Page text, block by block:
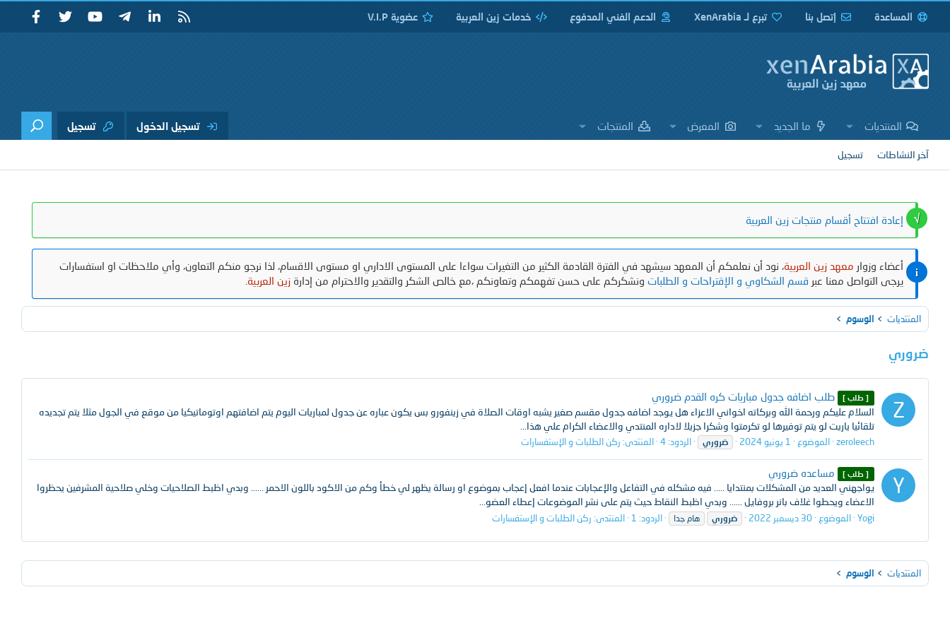
المساعدة إتصل بنا تبرع لـ XenArabia الدعم الفني المدفوع خدمات زين العربية عضوية V.I.P
المنتديات ما الجديد المعرض المنتجات تسجيل الدخول تسجيل
آخر النشاطات تسجيل
إعادة افتتاح أقسام منتجات زين العربية
أعضاء وزوار معهد زين العربية، نود أن نعلمكم أن المعهد سيشهد في الفترة القادمة الكثير من التغيرات سواءا على المستوى الاداري او مستوى الاقسام، لذا نرجو منكم التعاون، وأي ملاحظات او استفسارات
يرجى التواصل معنا عبر قسم الشكاوي و الإقتراحات و الطلبات ونشكركم على حسن تفهمكم وتعاونكم ،مع خالص الشكر والتقدير والاحترام من إدارةزين العربية
المنتديات الوسوم
ضروري
Z [ طلب ] طلب اضافه جدول مباريات كره القدم ضروري
السلام عليكم ورحمة الله وبركاته اخواني الاعزاء هل يوجد اضافه جدول مقسم صغير يشبه اوقات الصلاة في زينفورو بس يكون عباره عن جدول لمباريات اليوم يتم اضافتهم اوتوماتيكيا من موقع في الجول مثلا يتم تجديده
تلقائيا ياريت لو يتم توفيرها لو تكرمتوا وشكرا جزيلا لاداره المنتدي والاعضاء الكرام علي هذا...
zeroleech الموضوع 1 يونيو 2024 ضروري الردود: 4 المنتدى: ركن الطلبات و الإستفسارات
Y [ طلب ] مساعده ضروري
يواجهني العديد من المشكلات بمنتدايا ..... فيه مشكله في التفاعل والإعجابات عندما افعل إعجاب بموضوع او رسالة يظهر لي خطأ وكم من الاكود باللون الاحمر ...... وبدي اظبط الصلاحيات وخلي صلاحية المشرفين يحظروا
الاعضاء ويحطوا غلاف بانر بروفايل ...... وبدي اظبط النقاط حيث يتم على نشر الموضوعات إعطاء العضو...
Yogi الموضوع 30 ديسمبر 2022 ضروري هام جدا الردود: 1 المنتدى: ركن الطلبات و الإستفسارات
المنتديات الوسوم